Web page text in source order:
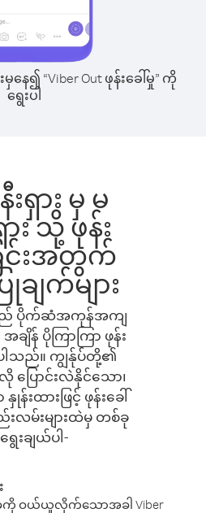
နေ၍ “Viber Out ဖုန်းခေါ်မှု” ကို
ရွေးပါ
ရှား မှ မ
း သို့ ဖုန်း
င်းအတွက်
ချက်များ
သည် ပိုက်ဆံအကုန်အကျ
ချိန် ပိုကြာကြာ ဖုန်း
ပါသည်။ ကျွန်ုပ်တို့၏
ြောင်းလဲနိုင်သော၊
းထားဖြင့် ဖုန်းခေါ်
လမ်းများထဲမှ တစ်ခု
ေးချယ်ပါ-
ဝယ်ယူလိုက်သောအခါ Viber